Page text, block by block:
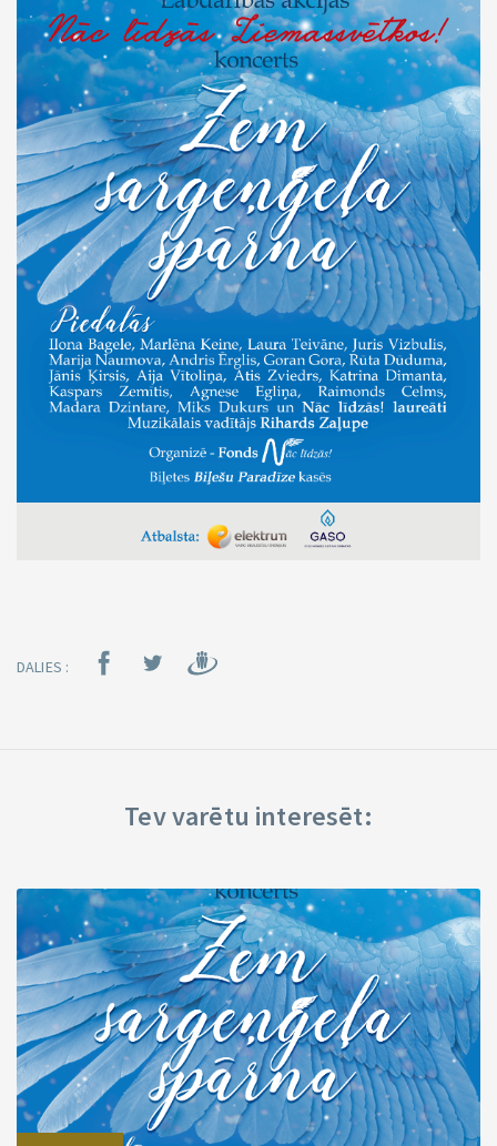
DALIES :
Tev varētu interesēt: